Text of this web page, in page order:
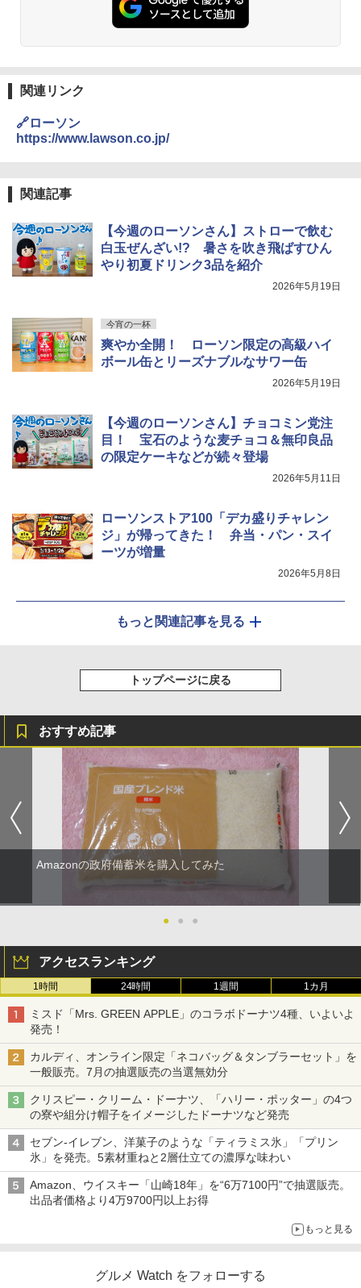
関連リンク
🔗ローソン
https://www.lawson.co.jp/
関連記事
【今週のローソンさん】ストローで飲む
白玉ぜんざい!? 暑さを吹き飛ばすひん
やり初夏ドリンク3品を紹介
2026年5月19日
今宵の一杯
爽やか全開！ ローソン限定の高級ハイ
ボール缶とリーズナブルなサワー缶
2026年5月19日
【今週のローソンさん】チョコミン党注
目！ 宝石のような麦チョコ＆無印良品
の限定ケーキなどが続々登場
2026年5月11日
ローソンストア100「デカ盛りチャレン
ジ」が帰ってきた！ 弁当・パン・スイ
ーツが増量
2026年5月8日
もっと関連記事を見る
トップページに戻る
おすすめ記事
Amazonの政府備蓄米を購入してみた
● ● ●
アクセスランキング
1時間 24時間 1週間 1カ月
ミスド「Mrs. GREEN APPLE」のコラボドーナツ4種、いよいよ
発売！
カルディ、オンライン限定「ネコバッグ＆タンブラーセット」を
一般販売。7月の抽選販売の当選無効分
クリスピー・クリーム・ドーナツ、「ハリー・ポッター」の4つ
の寮や組分け帽子をイメージしたドーナツなど発売
セブン-イレブン、洋菓子のような「ティラミス氷」「プリン
氷」を発売。5素材重ねと2層仕立ての濃厚な味わい
Amazon、ウイスキー「山崎18年」を“6万7100円”で抽選販売。
出品者価格より4万9700円以上お得
もっと見る
グルメ Watch をフォローする